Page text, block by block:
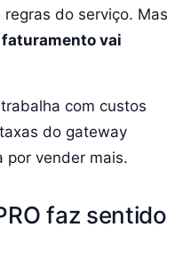
do serviço. Mas
vai
com custos
do gateway
por vender mais.
faz sentido